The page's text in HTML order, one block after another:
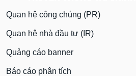
Quan hệ công chúng (PR)
Quan hệ nhà đầu tư (IR)
Quảng cáo banner
Báo cáo phân tích